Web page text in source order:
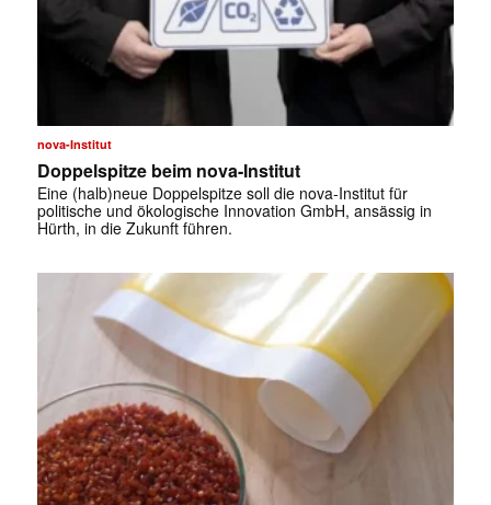
✕
nova-Institut
Doppelspitze beim nova-Institut
Eine (halb)neue Doppelspitze soll die nova-Institut für
politische und ökologische Innovation GmbH, ansässig in
Hürth, in die Zukunft führen.